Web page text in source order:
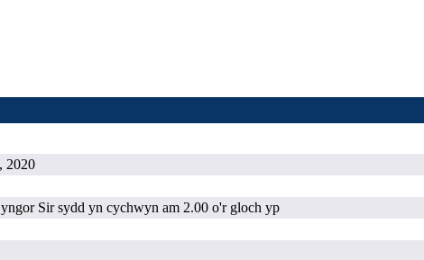
2020
Sir sydd yn cychwyn am 2.00 o'r gloch yp